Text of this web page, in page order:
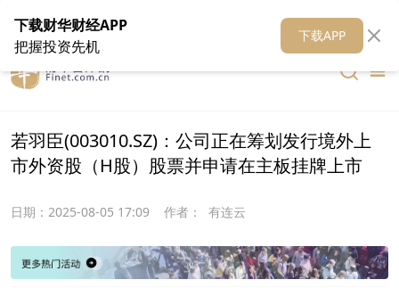
在线客服 关于我们 财华媒体矩阵 财华智库
若羽臣(003010.SZ)：公司正在筹划发行境外上
市外资股（H股）股票并申请在主板挂牌上市
日期： 2025-08-05 17:09 作者： 有连云
下载财华财经APP
把握投资先机
下载APP